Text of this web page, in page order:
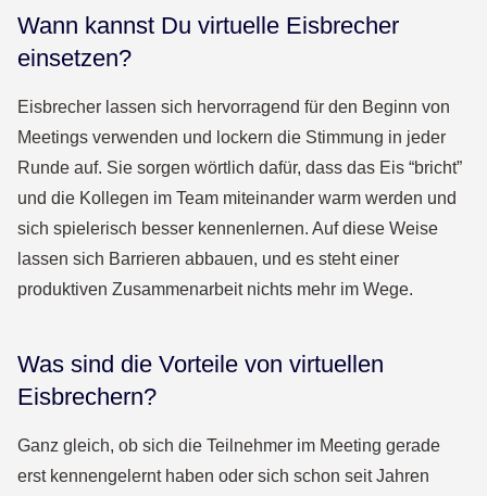
Wann kannst Du virtuelle Eisbrecher
einsetzen?
Eisbrecher lassen sich hervorragend für den Beginn von
Meetings verwenden und lockern die Stimmung in jeder
Runde auf. Sie sorgen wörtlich dafür, dass das Eis “bricht”
und die Kollegen im Team miteinander warm werden und
sich spielerisch besser kennenlernen. Auf diese Weise
lassen sich Barrieren abbauen, und es steht einer
produktiven Zusammenarbeit nichts mehr im Wege.
Was sind die Vorteile von virtuellen
Eisbrechern?
Ganz gleich, ob sich die Teilnehmer im Meeting gerade
erst kennengelernt haben oder sich schon seit Jahren